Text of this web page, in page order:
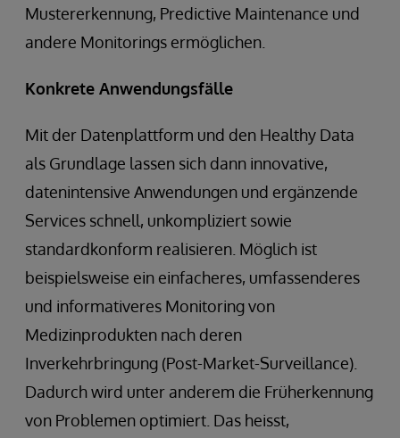
Mustererkennung, Predictive Maintenance und
andere Monitorings ermöglichen.
Konkrete Anwendungsfälle
Mit der Datenplattform und den Healthy Data
als Grundlage lassen sich dann innovative,
datenintensive Anwendungen und ergänzende
Services schnell, unkompliziert sowie
standardkonform realisieren. Möglich ist
beispielsweise ein einfacheres, umfassenderes
und informativeres Monitoring von
Medizinprodukten nach deren
Inverkehrbringung (Post-Market-Surveillance).
Dadurch wird unter anderem die Früherkennung
von Problemen optimiert. Das heisst,